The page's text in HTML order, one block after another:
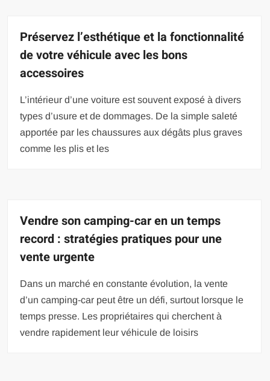
Préservez l’esthétique et la fonctionnalité
de votre véhicule avec les bons
accessoires
L’intérieur d’une voiture est souvent exposé à divers
types d’usure et de dommages. De la simple saleté
apportée par les chaussures aux dégâts plus graves
comme les plis et les
Vendre son camping-car en un temps
record : stratégies pratiques pour une
vente urgente
Dans un marché en constante évolution, la vente
d’un camping-car peut être un défi, surtout lorsque le
temps presse. Les propriétaires qui cherchent à
vendre rapidement leur véhicule de loisirs